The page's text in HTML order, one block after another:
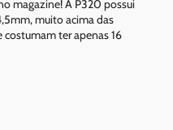
magazine! A P320 possui
muito acima das
ter apenas 16